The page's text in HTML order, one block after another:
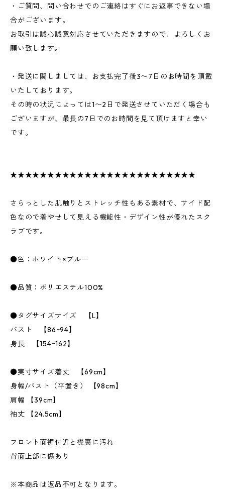
・ご質問、問い合わせでのご連絡はすぐにお返事できない場
合がございます。
お取引は誠心誠意対応させていただきますので、よろしくお
願い致します。
・発送に関しましては、お支払完了後3〜7日のお時間を頂戴
いたしております。
その時の状況によっては1〜2日で発送させていただく場合も
ございますが、最長の7日でのお時間を見て頂けますと幸い
です。
★★★★★★★★★★★★★★★★★★★★★★★★★
さらっとした肌触りとストレッチ性もある素材で、サイド配
色なので着やせして見える機能性・デザイン性が優れたスク
ラブです。
●色：ホワイト×ブルー
●品質：ポリエステル100%
●タグサイズサイズ 【L】
バスト 【86ｰ94】
身長 【154ｰ162】
●実寸サイズ着丈 【69cm】
身幅/バスト（平置き） 【98cm】
肩幅 【39cm】
袖丈 【24.5cm】
フロント面裾付近と襟裏に汚れ
背面上部に傷あり
※本商品は返品不可となります。